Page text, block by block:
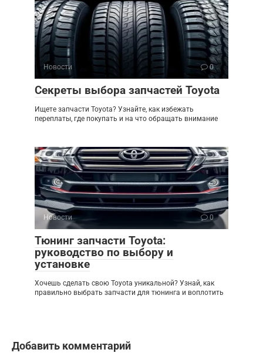
Новости 0
Секреты выбора запчастей Toyota
Ищете запчасти Toyota? Узнайте, как избежать
переплаты, где покупать и на что обращать внимание
Новости 0
Тюнинг запчасти Toyota:
руководство по выбору и
установке
Хочешь сделать свою Toyota уникальной? Узнай, как
правильно выбрать запчасти для тюнинга и воплотить
Добавить комментарий